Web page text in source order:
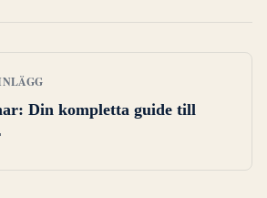
Din kompletta guide till